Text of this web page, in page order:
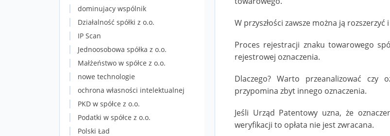
W przyszłości zawsze można ją
Proces rejestracji znaku towarowego
rejestrowej oznaczenia.
Dlaczego? Warto przeanalizować
przypomina zbyt innego oznaczenia.
Jeśli Urząd Patentowy uzna, że
weryfikacji to opłata nie jest zwracana.
dominujacy wspólnik
Działalność spółki z o.o.
IP Scan
Jednoosobowa spółka z o.o.
Małżeństwo w spółce z o.o.
nowe technologie
ochrona własności intelektualnej
PKD w spółce z o.o.
Podatki w spółce z o.o.
Polski Ład